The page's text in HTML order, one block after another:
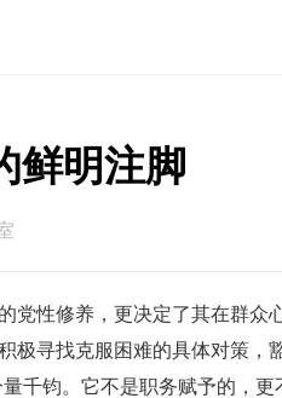
鲜明注脚
性修养，更决定了其在群众
极寻找克服困难的具体对策
千钧。它不是职务赋予的，